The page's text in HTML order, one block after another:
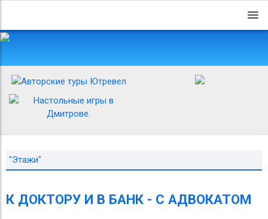
"Этажи"
К ДОКТОРУ И В БАНК - С АДВОКАТОМ